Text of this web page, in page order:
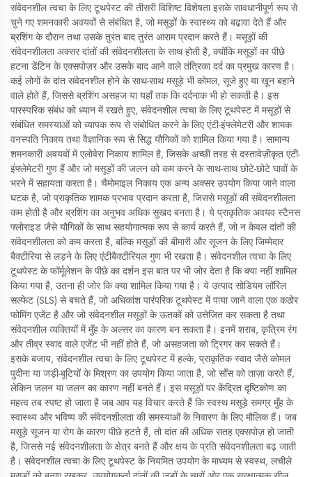
संवेदनशील त्वचा के लिए टूथपेस्ट की तीसरी विशिष्ट विशेषता इसके सावधानीपूर्ण रूप से
चुने गए शमनकारी अवयवों से संबंधित है, जो मसूड़ों के स्वास्थ्य को बढ़ावा देते हैं और
ब्रशिंग के दौरान तथा उसके तुरंत बाद तुरंत आराम प्रदान करते हैं। मसूड़ों की
संवेदनशीलता अक्सर दांतों की संवेदनशीलता के साथ होती है, क्योंकि मसूड़ों का पीछे
हटना डेंटिन के एक्सपोज़र और उसके बाद आने वाले तंत्रिका दर्द का प्रमुख कारण है।
कई लोगों के दांत संवेदनशील होने के साथ-साथ मसूड़े भी कोमल, सूजे हुए या खून बहाने
वाले होते हैं, जिससे ब्रशिंग असहज या यहाँ तक कि दर्दनाक भी हो सकती है। इस
पारस्परिक संबंध को ध्यान में रखते हुए, संवेदनशील त्वचा के लिए टूथपेस्ट में मसूड़ों से
संबंधित समस्याओं को व्यापक रूप से संबोधित करने के लिए एंटी-इंफ्लेमेटरी और शामक
वनस्पति निकाय तथा वैज्ञानिक रूप से सिद्ध यौगिकों को शामिल किया गया है। सामान्य
शमनकारी अवयवों में एलोवेरा निकाय शामिल है, जिसके अच्छी तरह से दस्तावेज़ीकृत एंटी-
इंफ्लेमेटरी गुण हैं और जो मसूड़ों की जलन को कम करने के साथ-साथ छोटे-छोटे घावों के
भरने में सहायता करता है। चैमोमाइल निकाय एक अन्य अक्सर उपयोग किया जाने वाला
घटक है, जो प्राकृतिक शामक प्रभाव प्रदान करता है, जिससे मसूड़ों की संवेदनशीलता
कम होती है और ब्रशिंग का अनुभव अधिक सुखद बनता है। ये प्राकृतिक अवयव स्टैनस
फ्लोराइड जैसे यौगिकों के साथ सहयोगात्मक रूप से कार्य करते हैं, जो न केवल दांतों की
संवेदनशीलता को कम करता है, बल्कि मसूड़ों की बीमारी और सूजन के लिए जिम्मेदार
बैक्टीरिया से लड़ने के लिए एंटीबैक्टीरियल गुण भी रखता है। संवेदनशील त्वचा के लिए
टूथपेस्ट के फॉर्मूलेशन के पीछे का दर्शन इस बात पर भी जोर देता है कि क्या नहीं शामिल
किया गया है, उतना ही जोर कि क्या शामिल किया गया है। ये उत्पाद सोडियम लॉरिल
सल्फेट (SLS) से बचते हैं, जो अधिकांश पारंपरिक टूथपेस्ट में पाया जाने वाला एक कठोर
फोमिंग एजेंट है और जो संवेदनशील मसूड़ों के ऊतकों को उत्तेजित कर सकता है तथा
संवेदनशील व्यक्तियों में मुँह के अल्सर का कारण बन सकता है। इनमें शराब, कृत्रिम रंग
और तीव्र स्वाद वाले एजेंट भी नहीं होते हैं, जो असहजता को ट्रिगर कर सकते हैं।
इसके बजाय, संवेदनशील त्वचा के लिए टूथपेस्ट में हल्के, प्राकृतिक स्वाद जैसे कोमल
पुदीना या जड़ी-बूटियों के मिश्रण का उपयोग किया जाता है, जो साँस को ताज़ा करते हैं,
लेकिन जलन या जलन का कारण नहीं बनते हैं। इस मसूड़ों पर केंद्रित दृष्टिकोण का
महत्व तब स्पष्ट हो जाता है जब आप यह विचार करते हैं कि स्वस्थ मसूड़े समग्र मुँह के
स्वास्थ्य और भविष्य की संवेदनशीलता की समस्याओं के निवारण के लिए मौलिक हैं। जब
मसूड़े सूजन या रोग के कारण पीछे हटते हैं, तो दांत की अधिक सतह एक्सपोज़ हो जाती
है, जिससे नई संवेदनशीलता के क्षेत्र बनते हैं और क्षय के प्रति संवेदनशीलता बढ़ जाती
है। संवेदनशील त्वचा के लिए टूथपेस्ट के नियमित उपयोग के माध्यम से स्वस्थ, लचीले